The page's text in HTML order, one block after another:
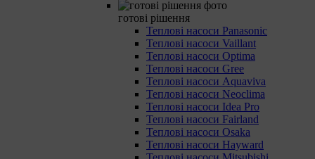
готові рішення
Теплові насоси Panasonic
Теплові насоси Vaillant
Теплові насоси Optima
Теплові насоси Gree
Теплові насоси Aquaviva
Теплові насоси Neoclima
Теплові насоси Idea Pro
Теплові насоси Fairland
Теплові насоси Osaka
Теплові насоси Hayward